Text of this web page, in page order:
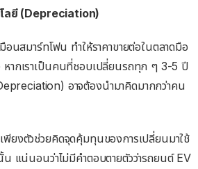
โลยี (Depreciation)
นสมาร์ทโฟน ทำให้ราคาขายต่อในตลาดมือ
ากเราเป็นคนที่ชอบเปลี่ยนรถทุก ๆ 3-5 ปี
อาจต้องนำมาคิดมากกว่าคน
ยงตัวช่วยคิดจุดคุ้มทุนของการเปลี่ยนมาใช้
แน่นอนว่าไม่มีคำตอบตายตัวว่ารถยนต์ EV